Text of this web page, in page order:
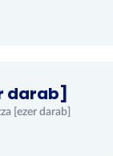
darab]
[ezer darab]